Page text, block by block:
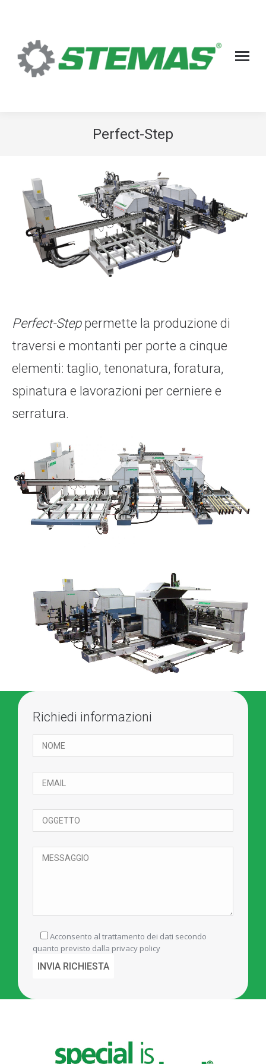
Perfect-Step
Perfect-Steppermette la produzione di
traversi e montanti per porte a cinque
elementi: taglio, tenonatura, foratura,
spinatura e lavorazioni per cerniere e
serratura.
Richiedi informazioni
Acconsento al trattamento dei dati secondo
quanto previsto dalla privacy policy